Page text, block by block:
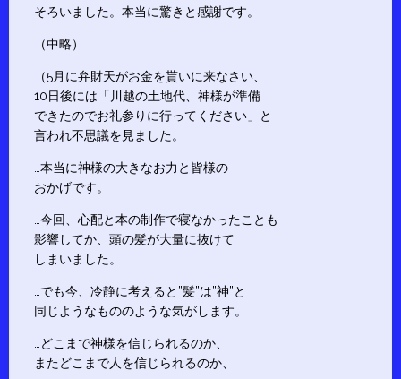
そろいました。本当に驚きと感謝です。
（中略）
（5月に弁財天がお金を貰いに来なさい、
10日後には「川越の土地代、神様が準備
できたのでお礼参りに行ってください」と
言われ不思議を見ました。
…本当に神様の大きなお力と皆様の
おかげです。
…今回、心配と本の制作で寝なかったことも
影響してか、頭の髪が大量に抜けて
しまいました。
…でも今、冷静に考えると”髪”は”神”と
同じようなもののような気がします。
…どこまで神様を信じられるのか、
またどこまで人を信じられるのか、